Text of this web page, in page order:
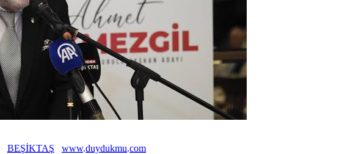
BEŞİKTAŞ www.duydukmu.com